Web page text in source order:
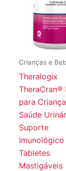
Crianças e
Theralogix
TheraCran®
para
Saúde
Suporte
Imunológico
Tabletes
Mastigáveis